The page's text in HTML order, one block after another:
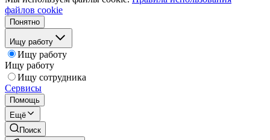
файлов cookie
Понятно
Ищу работу
Ищу работу
Ищу работу
Ищу сотрудника
Сервисы
Помощь
Ещё
Поиск